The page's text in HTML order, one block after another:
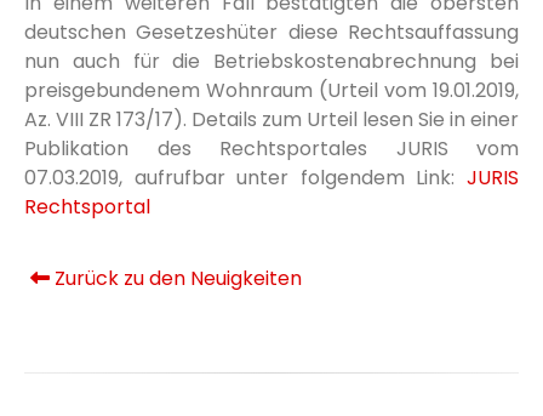
deutschen Gesetzeshüter diese Rechtsauffassung
nun auch für die Betriebskostenabrechnung bei
preisgebundenem Wohnraum (Urteil vom 19.01.2019,
Az. VIII ZR 173/17). Details zum Urteil lesen Sie in einer
Publikation des Rechtsportales JURIS vom
07.03.2019, aufrufbar unter folgendem Link: JURIS
Rechtsportal
Zurück zu den Neuigkeiten